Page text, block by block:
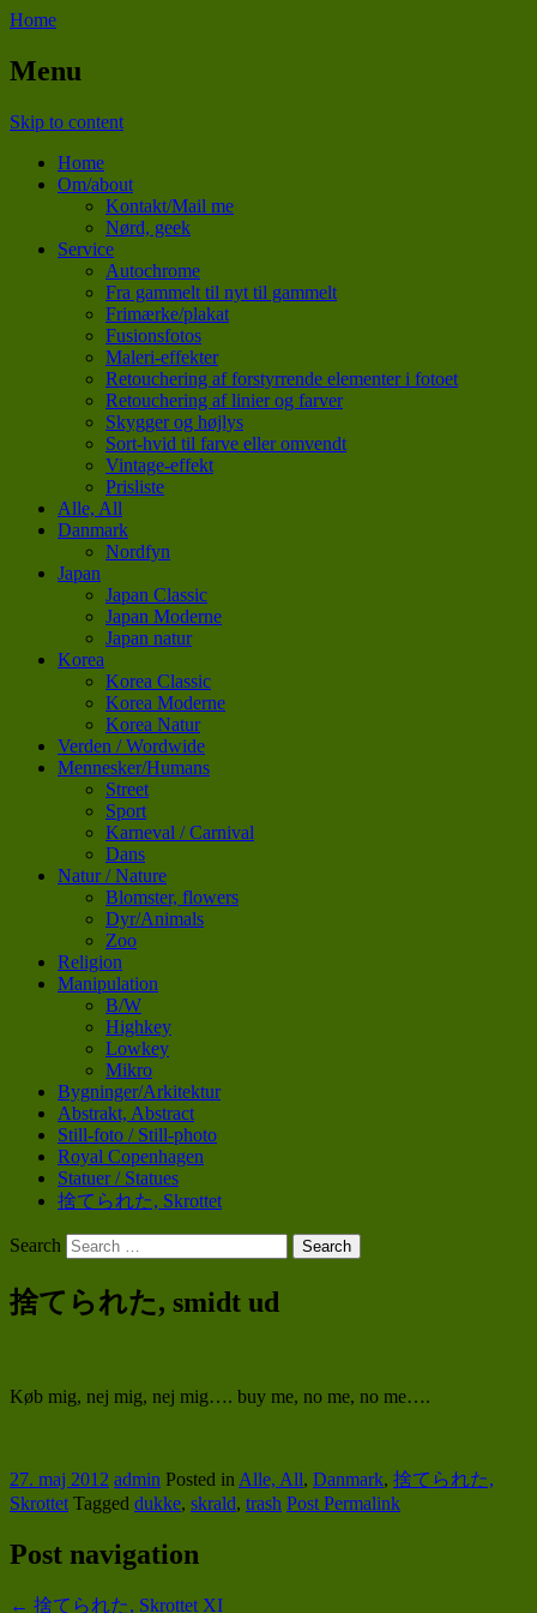
Home
Menu
Skip to content
Home
Om/about
Kontakt/Mail me
Nørd, geek
Service
Autochrome
Fra gammelt til nyt til gammelt
Frimærke/plakat
Fusionsfotos
Maleri-effekter
Retouchering af forstyrrende elementer i fotoet
Retouchering af linier og farver
Skygger og højlys
Sort-hvid til farve eller omvendt
Vintage-effekt
Prisliste
Alle, All
Danmark
Nordfyn
Japan
Japan Classic
Japan Moderne
Japan natur
Korea
Korea Classic
Korea Moderne
Korea Natur
Verden / Wordwide
Mennesker/Humans
Street
Sport
Karneval / Carnival
Dans
Natur / Nature
Blomster, flowers
Dyr/Animals
Zoo
Religion
Manipulation
B/W
Highkey
Lowkey
Mikro
Bygninger/Arkitektur
Abstrakt, Abstract
Still-foto / Still-photo
Royal Copenhagen
Statuer / Statues
捨てられた, Skrottet
Search
tphoto.dk
POV
捨てられた, smidt ud
Køb mig, nej mig, nej mig…. buy me, no me, no me….
27. maj 2012 admin Posted in Alle, All, Danmark, 捨てられた,
Skrottet Tagged dukke, skrald, trash Post Permalink
Post navigation
← 捨てられた, Skrottet XI